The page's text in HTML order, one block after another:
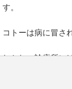
す。
コトーは病に冒さ
しかし、診療所に